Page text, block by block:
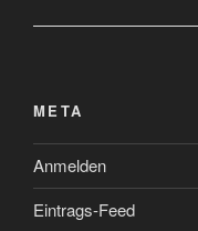
META
Anmelden
Eintrags-Feed